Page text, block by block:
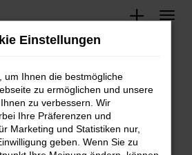
Error
Fehler aufgetreten.
Einstellungen
um Ihnen die bestmögliche
zu ermöglichen und unsere
zu verbessern. Wir
Ihre Präferenzen und
Marketing und Statistiken nur,
geben. Wenn Sie zu